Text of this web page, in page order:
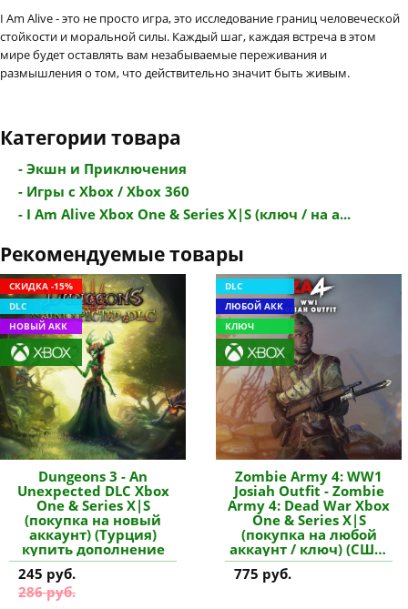
I Am Alive - это не просто игра, это исследование границ человеческой
стойкости и моральной силы. Каждый шаг, каждая встреча в этом
мире будет оставлять вам незабываемые переживания и
размышления о том, что действительно значит быть живым.
Категории товара
- Экшн и Приключения
- Игры с Xbox / Xbox 360
- I Am Alive Xbox One & Series X|S (ключ / на а...
Рекомендуемые товары
СКИДКА -15%
DLC
НОВЫЙ АКК
Dungeons 3 - An
Unexpected DLC Xbox
One & Series X|S
(покупка на новый
аккаунт) (Турция)
купить дополнение
245 руб.
286 руб.
DLC
ЛЮБОЙ АКК
КЛЮЧ
Zombie Army 4: WW1
Josiah Outfit - Zombie
Army 4: Dead War Xbox
One & Series X|S
(покупка на любой
аккаунт / ключ) (США)
купить дополнение
775 руб.